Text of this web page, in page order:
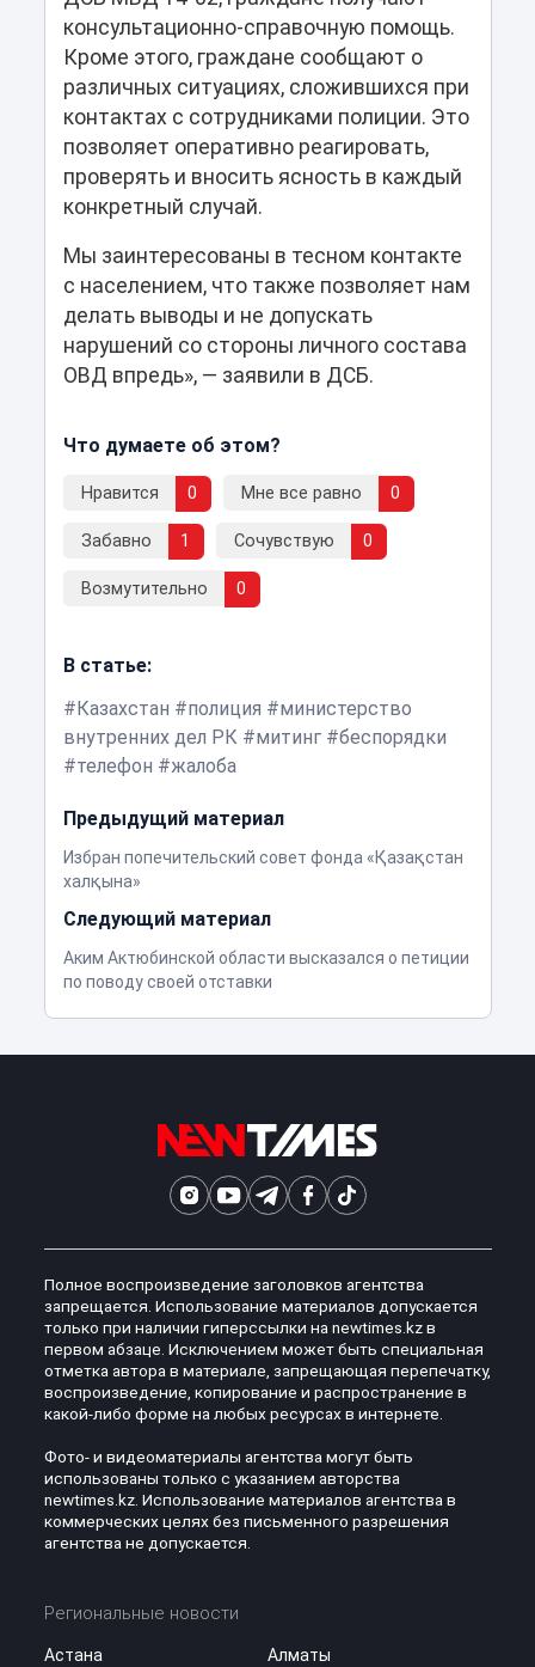
консультационно-справочную помощь.
Кроме этого, граждане сообщают о
различных ситуациях, сложившихся при
контактах с сотрудниками полиции. Это
позволяет оперативно реагировать,
проверять и вносить ясность в каждый
конкретный случай.
Мы заинтересованы в тесном контакте
с населением, что также позволяет нам
делать выводы и не допускать
нарушений со стороны личного состава
ОВД впредь», ― заявили в ДСБ.
Что думаете об этом?
Нравится 0 Мне все равно 0
Забавно 1 Сочувствую 0
Возмутительно 0
В статье:
Казахстан
полиция
министерство
внутренних дел РК
митинг
беспорядки
телефон
жалоба
Предыдущий материал
Избран попечительский совет фонда «Қазақстан
халқына»
Следующий материал
Аким Актюбинской области высказался о петиции
по поводу своей отставки
Полное воспроизведение заголовков агентства
запрещается. Использование материалов допускается
только при наличии гиперссылки на newtimes.kz в
первом абзаце. Исключением может быть специальная
отметка автора в материале, запрещающая перепечатку,
воспроизведение, копирование и распространение в
какой-либо форме на любых ресурсах в интернете.
Фото- и видеоматериалы агентства могут быть
использованы только с указанием авторства
newtimes.kz. Использование материалов агентства в
коммерческих целях без письменного разрешения
агентства не допускается.
Региональные новости
Астана
Алматы